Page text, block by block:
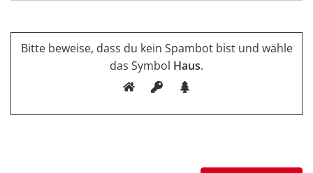
Bitte beweise, dass du kein Spambot bist und wähle
das Symbol Haus.